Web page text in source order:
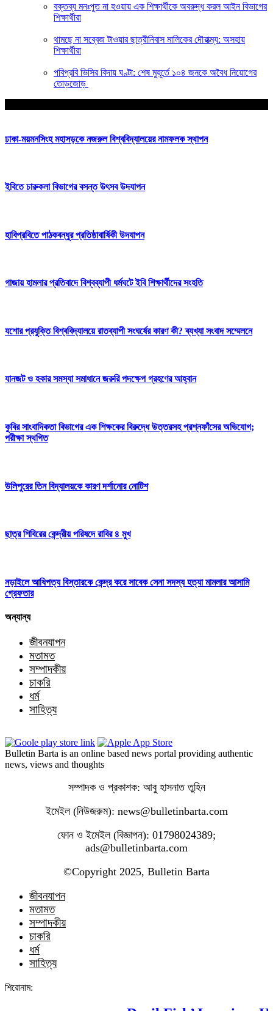
বক্তব্য মনঃপুত না হওয়ায় এক শিক্ষার্থীকে অবরুদ্ধ করল আইন বিভাগের
শিক্ষার্থীরা
থামছে না সব্বেজ টাওয়ার ছাত্রীনিবাস মালিকের দৌরাত্ম্য: অসহায়
শিক্ষার্থীরা
পবিপ্রবি ভিসির বিদায় ঘণ্টা: শেষ মুহূর্তে ১০৪ জনকে অবৈধ নিয়োগের
তোড়জোড়
ঢাকা-ময়মনসিংহ মহাসড়কে নজরুল বিশ্ববিদ্যালয়ের নামফলক স্থাপন
ইবিতে চারুকলা বিভাগের বসন্ত উৎসব উদযাপন
হাবিপ্রবিতে পাঠকবন্ধুর প্রতিষ্ঠাবার্ষিকী উদযাপন
গাজায় হামলার প্রতিবাদে বিশ্বব্যাপী ধর্মঘটে ইবি শিক্ষার্থীদের সংহতি
যশোর প্রযুক্তি বিশ্ববিদ্যালয়ে রাতব্যাপী সংঘর্ষের কারণ কী? ব্যখ্যা সংবাদ সম্মেলনে
যানজট ও হকার সমস্যা সমাধানে জরুরি পদক্ষেপ গ্রহণের আহ্বান
কুবির সাংবাদিকতা বিভাগের এক শিক্ষকের বিরুদ্ধে উত্তরসহ প্রশ্নফাঁসের অভিযোগ;
পরীক্ষা স্থগিত
উলিপুরের তিন বিদ্যালয়কে কারণ দর্শানোর নোটিশ
ছাত্র শিবিরের কেন্দ্রীয় পরিষদে রাবির ৪ মুখ
নড়াইলে আধিপত্য বিস্তারকে কেন্দ্র করে সাবেক সেনা সদস্য হত্যা মামলার আসামি
গ্রেফতার
অন্যান্য
জীবনযাপন
মতামত
সম্পাদকীয়
চাকরি
ধর্ম
সাহিত্য
Bulletin Barta is an online based news portal providing authentic
news, views and thoughts
সম্পাদক ও প্রকাশক: আবু হাসনাত তুহিন
ইমেইল (নিউজরুম): news@bulletinbarta.com
ফোন ও ইমেইল (বিজ্ঞাপন): 01798024389;
ads@bulletinbarta.com
©️Copyright 2025, Bulletin Barta
জীবনযাপন
মতামত
সম্পাদকীয়
চাকরি
ধর্ম
সাহিত্য
শিরোনাম: